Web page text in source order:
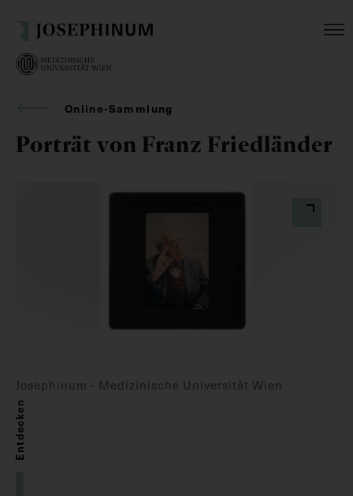
Online-Sammlung
Porträt von Franz Friedländer
Josephinum - Medizinische Universität Wien
Entdecken